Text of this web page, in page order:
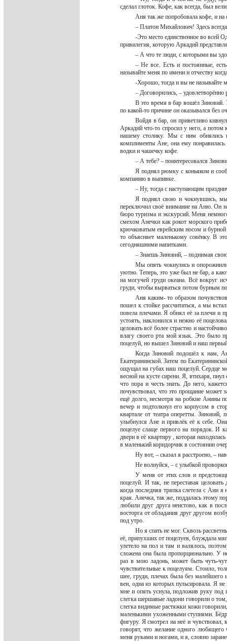
сделал глоток. Кофе, как всегда, был
Аня так же попробовала кофе, и
– Платон Михайлович! Здесь
-Это место единственное во всей
привилегия, которую Аркадий
– А что те люди, с которыми вы
– Не все. Есть и постоянные,
называйте меня по имени и отчеству
-Хорошо, тогда и вы не называйте
– Договорились, –
В это время в бар вошёл Зиновий.
по какой-то причине он оказывался без
Войдя в бар, он приветливо
Аркадий что-то спросил у него, а
нашему столику. Мы с ним обнялись
комплименты Ане, она ему
водки и чашечку кофе.
– А тебе? – поинтересовался
Я поднял рюмку с коньяком и
компанию в выпивке.
– Ну, тогда с наступающим
Я поднял свою и чокнувшись, мы
переключил своё внимание на Аню. Он
бюро туризма и экскурсий. Меня
смехом Анечки как рокот морского
крючковатым еврейским носом и бурной
то объясняет маленькому совёнку. В
сегодняшними напитками.
– Знаешь Зиновий, – поднимая
Мы опять чокнулись и
уютно. Теперь, это уже был не бар, а
на могучей груди океана. Всё вокруг
груди, чтобы вырваться потом бурным
Аня каким- то образом
пошел к стойке рассчитаться, а мы
повела плечами. Я обнял её за плечи и
устоять, наклонился и нежно её
целовать всё более страстно и
влагу своего рта мой язык. Это было
поцелуй, но вышел Зиновий и наш
Когда Зиновий подошёл к нам,
Екатерининской. Затем по
ощущал на губах наш поцелуй. Сердце
весной на кусте сирени. Я, втихаря,
что пора и честь знать. До него,
почувствовал, что это прощание может
ещё долго, несмотря на робкие Анины
вечер и подтолкнул его корпусом в
квартале от театра оперетты.
улыбнулся Ане и привлёк её к себе.
поцелуе слаще первого на порядок. И
двери в её квартиру , которая
в маленький коридорчик в состоянии
Ну вот, – сказал я расстроено, –
Не волнуйся, – с улыбкой
У меня от этих слов и
поцелуй. И так, не переставая
когда последняя тряпка слетела с Ани
края. Анечка, так же, поддалась этому
любили друг друга неистово, как в
восторга от обладания друг другом
под утро.
Но я спать не мог. Сквозь
её, припухших от поцелуев, блуждала
улетело на пол и там и валялось,
сложена она была пропорционально. У
раз в мою ладонь, может быть чуть-
чувствительные к поцелуям. Стоило,
шее, груди, плечах была без малейшего
вен, одна из которых пульсировала. Я
мне и опять уснула, подложив руку
слегка шершавые ладони говорили о
слегка видимые растяжки кожи
маленькими ухоженными ступнями.
фигуру. Я смотрел на неё и чувствовал,
говорят, что желание одного любящего
меня руками и ногами, и я, словно